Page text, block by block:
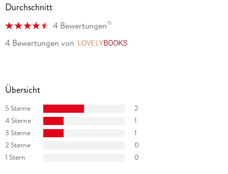
Durchschnitt
4 Bewertungen15
4 Bewertungen von
Übersicht
5 Sterne
2
4 Sterne
1
3 Sterne
1
2 Sterne
0
1 Stern
0